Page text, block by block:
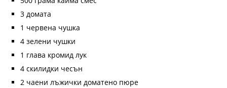
3 домата
1 червена чушка
4 зелени чушки
1 глава кромид лук
4 скилидки чесън
2 чаени лъжички доматено пюре